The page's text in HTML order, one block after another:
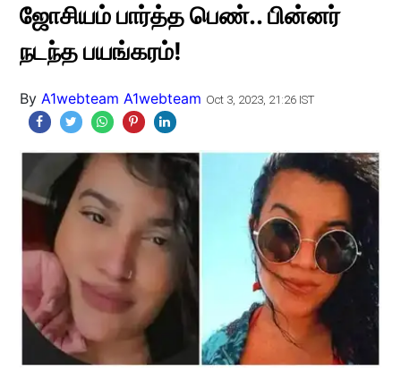
ஜோசியம் பார்த்த பெண்.. பின்னர்
நடந்த பயங்கரம்!
By A1webteam A1webteam Oct 3, 2023, 21:26 IST